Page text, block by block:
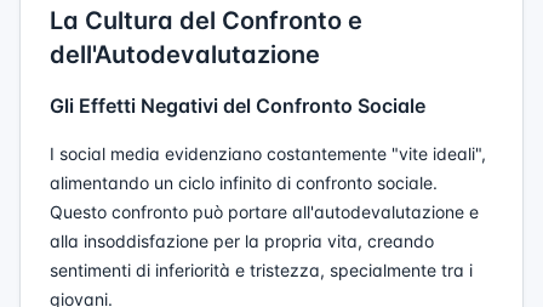
La Cultura del Confronto e
dell'Autodevalutazione
Gli Effetti Negativi del Confronto Sociale
I social media evidenziano costantemente "vite ideali",
alimentando un ciclo infinito di confronto sociale.
Questo confronto può portare all'autodevalutazione e
alla insoddisfazione per la propria vita, creando
sentimenti di inferiorità e tristezza, specialmente tra i
giovani.